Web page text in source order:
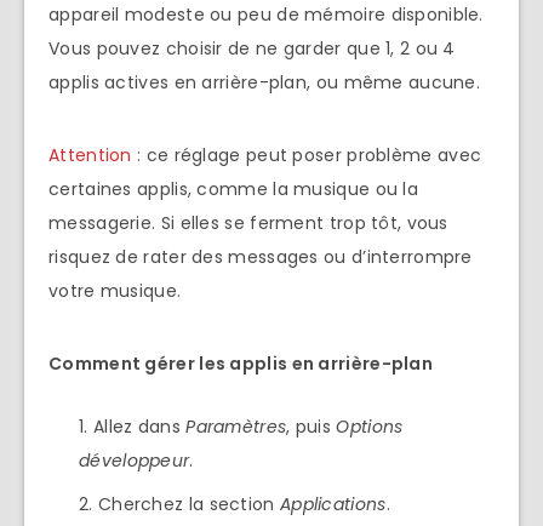
appareil modeste ou peu de mémoire disponible.
Vous pouvez choisir de ne garder que 1, 2 ou 4
applis actives en arrière-plan, ou même aucune.
Attention : ce réglage peut poser problème avec
certaines applis, comme la musique ou la
messagerie. Si elles se ferment trop tôt, vous
risquez de rater des messages ou d’interrompre
votre musique.
Comment gérer les applis en arrière-plan
Allez dansParamètres, puisOptions
développeur.
Cherchez la section Applications.